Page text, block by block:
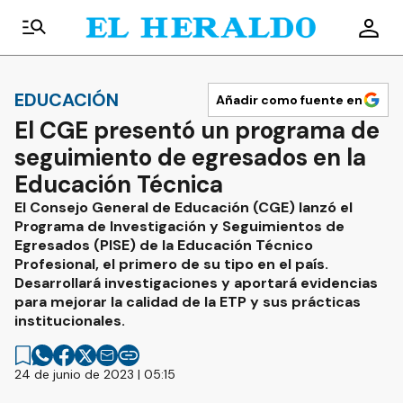
EDUCACIÓN Añadir como fuente en
El CGE presentó un programa de
seguimiento de egresados en la
Educación Técnica
El Consejo General de Educación (CGE) lanzó el
Programa de Investigación y Seguimientos de
Egresados (PISE) de la Educación Técnico
Profesional, el primero de su tipo en el país.
Desarrollará investigaciones y aportará evidencias
para mejorar la calidad de la ETP y sus prácticas
institucionales.
24 de junio de 2023 | 05:15